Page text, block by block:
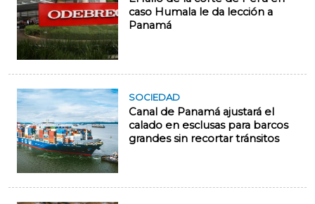
caso Humala le da lección a
Panamá
SOCIEDAD
Canal de Panamá ajustará el
calado en esclusas para barcos
grandes sin recortar tránsitos